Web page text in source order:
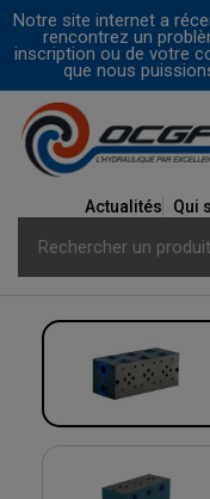
Notre site internet a
rencontrez un
inscription ou de votre
que nous
Actualités Qui